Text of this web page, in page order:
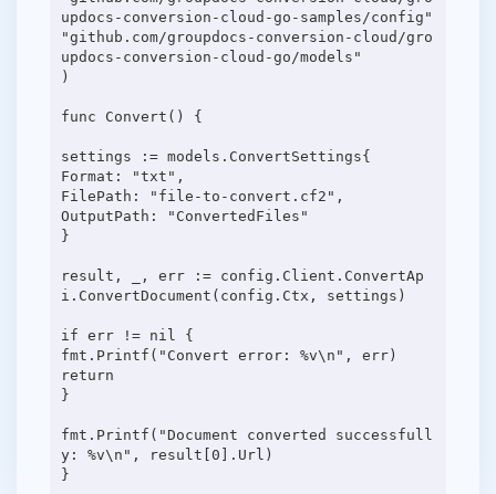
updocs-conversion-cloud-go-samples/config"
"github.com/groupdocs-conversion-cloud/gro
updocs-conversion-cloud-go/models"
)
func Convert() {
settings := models.ConvertSettings{
Format: "txt",
FilePath: "file-to-convert.cf2",
OutputPath: "ConvertedFiles"
}
result, _, err := config.Client.ConvertAp
i.ConvertDocument(config.Ctx, settings)
if err != nil {
fmt.Printf("Convert error: %v\n", err)
return
}
fmt.Printf("Document converted successfull
y: %v\n", result[0].Url)